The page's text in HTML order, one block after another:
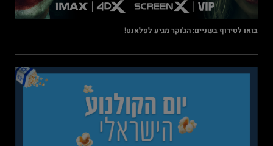
בואו לטירוף בשניים: הג'וקר מגיע לפלאנט!